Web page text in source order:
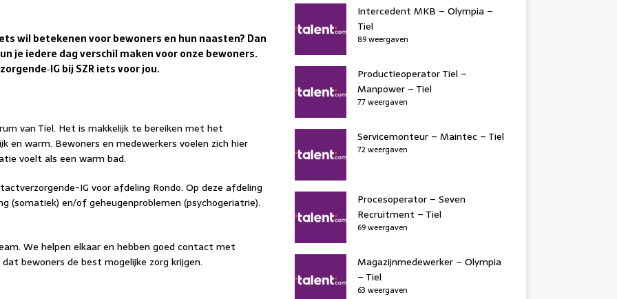
wil betekenen voor bewoners en hun naasten? Dan
je iedere dag verschil maken voor onze bewoners.
‑IG bij SZR iets voor jou.
van Tiel. Het is makkelijk te bereiken met het
en warm. Bewoners en medewerkers voelen zich hier
voelt als een warm bad.
IG voor afdeling Rondo. Op deze afdeling
(somatiek) en/of geheugenproblemen (psychogeriatrie).
We helpen elkaar en hebben goed contact met
bewoners de best mogelijke zorg krijgen.
Intercedent MKB – Olympia –
Tiel
89 weergaven
Productieoperator Tiel –
Manpower – Tiel
77 weergaven
Servicemonteur – Maintec – Tiel
72 weergaven
Procesoperator – Seven
Recruitment – Tiel
69 weergaven
Magazijnmedewerker – Olympia
– Tiel
63 weergaven